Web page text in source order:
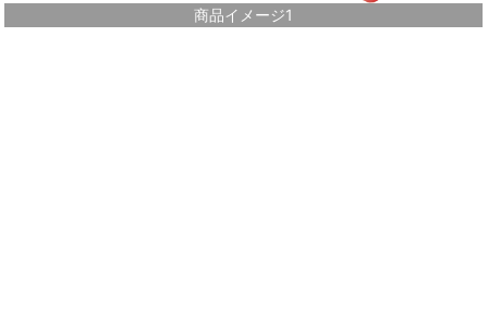
商品イメージ1